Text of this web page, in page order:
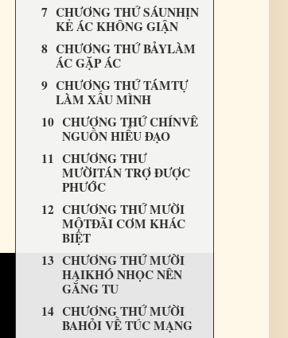
CHƯƠNG THỨ SÁUNHỊN
KẺ ÁC KHÔNG GIẬN
CHƯƠNG THỨ BẢYLÀM
ÁC GẶP ÁC
CHƯƠNG THỨ TÁMTỰ
LÀM XẤU MÌNH
CHƯƠNG THỨ CHÍNVỀ
NGUỒN HIỂU ĐẠO
CHƯƠNG THƯ
MƯỜITÁN TRỢ ĐƯỢC
PHƯỚC
CHƯƠNG THỨ MƯỜI
MỘTĐÃI CƠM KHÁC
BIỆT
CHƯƠNG THỨ MƯỜI
HAIKHÓ NHỌC NÊN
GẮNG TU
CHƯƠNG THỨ MƯỜI
BAHỎI VỀ TÚC MẠNG